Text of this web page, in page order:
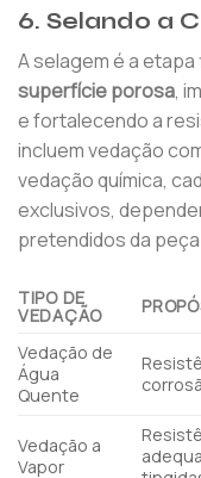
6. Selando a
A selagem é a
superfície porosa,
e fortalecendo a
incluem vedação
vedação química,
exclusivos,
pretendidos da
TIPO DE
VEDAÇÃO
Vedação de
Água
Quente
Vedação a
Vapor